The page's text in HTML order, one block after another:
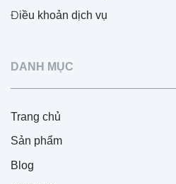
Điều khoản dịch vụ
DANH MỤC
Trang chủ
Sản phẩm
Blog